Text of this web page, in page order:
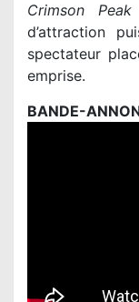
Crimson Peak
d’attraction
spectateur
emprise.
BANDE-